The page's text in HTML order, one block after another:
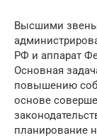
Высшими
РФ и аппарат
Основная
повышению
основе
планирование